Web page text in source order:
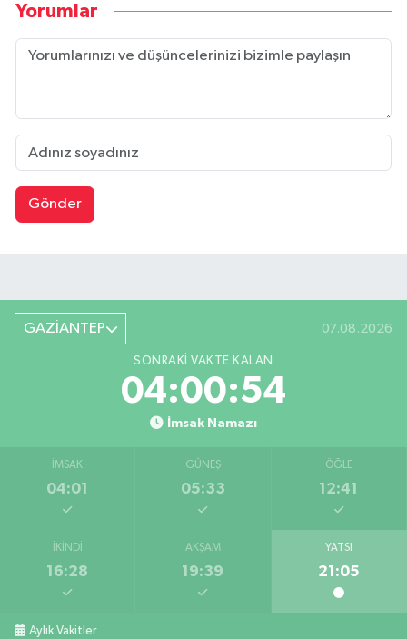
Yorumlar
Gönder
GAZİANTEP 07.08.2026
SONRAKI VAKTE KALAN
04:00:53
İmsak Namazı
İMSAK
04:01
GÜNEŞ
05:33
ÖĞLE
12:41
İKINDI
16:28
AKŞAM
19:39
YATSI
21:05
Aylık Vakitler